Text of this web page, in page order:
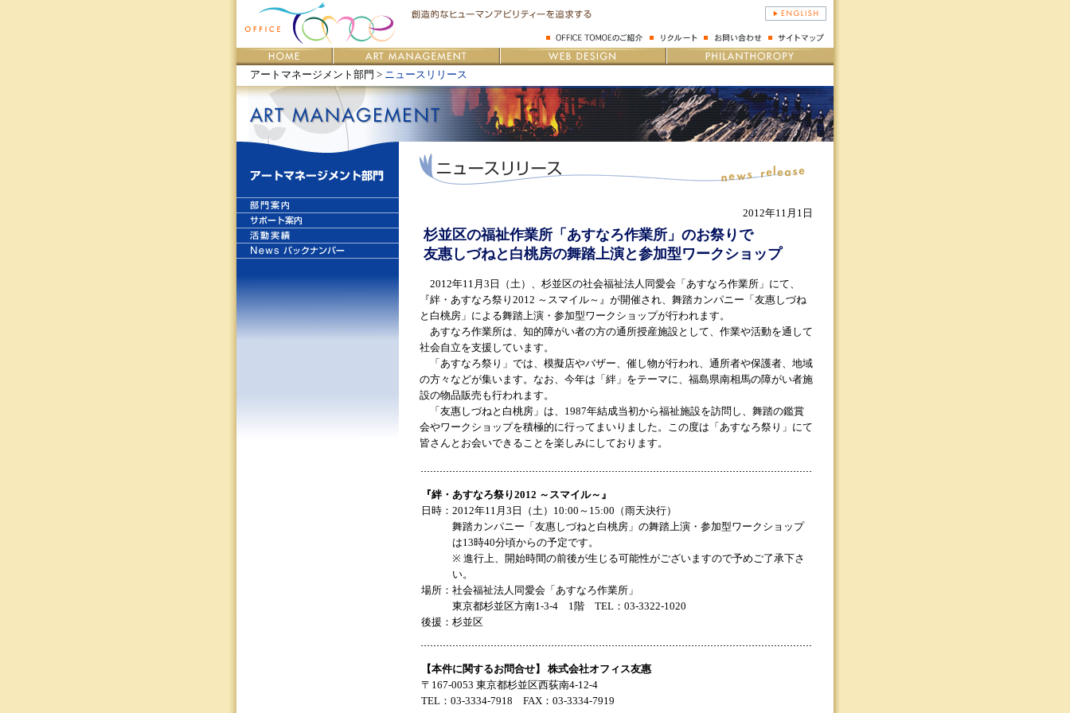
アートマネージメント部門 > ニュースリリース
2012年11月1日
杉並区の福祉作業所「あすなろ作業所」のお祭りで
友惠しづねと白桃房の舞踏上演と参加型ワークショップ
2012年11月3日（土）、杉並区の社会福祉法人同愛会「あすなろ作業所」にて、
『絆・あすなろ祭り2012 ～スマイル～』が開催され、舞踏カンパニー「友惠しづね
と白桃房」による舞踏上演・参加型ワークショップが行われます。
あすなろ作業所は、知的障がい者の方の通所授産施設として、作業や活動を通して
社会自立を支援しています。
「あすなろ祭り」では、模擬店やバザー、催し物が行われ、通所者や保護者、地域
の方々などが集います。なお、今年は「絆」をテーマに、福島県南相馬の障がい者施
設の物品販売も行われます。
「友惠しづねと白桃房」は、1987年結成当初から福祉施設を訪問し、舞踏の鑑賞
会やワークショップを積極的に行ってまいりました。この度は「あすなろ祭り」にて
皆さんとお会いできることを楽しみにしております。
『絆・あすなろ祭り2012 ～スマイル～』
日時： 2012年11月3日（土）10:00～15:00（雨天決行）
舞踏カンパニー「友惠しづねと白桃房」の舞踏上演・参加型ワークショップ
は13時40分頃からの予定です。
※ 進行上、開始時間の前後が生じる可能性がございますので予めご了承下さ
い。
場所： 社会福祉法人同愛会「あすなろ作業所」
東京都杉並区方南1-3-4 1階 TEL：03-3322-1020
後援： 杉並区
【本件に関するお問合せ】 株式会社オフィス友惠
〒167-0053 東京都杉並区西荻南4-12-4
TEL：03-3334-7918 FAX：03-3334-7919